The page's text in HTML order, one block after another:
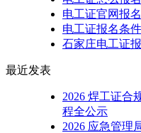
电工证官网报
电工证报名条件
石家庄电工证
最近发表
2026 焊工证合
程全公示
2026 应急管理